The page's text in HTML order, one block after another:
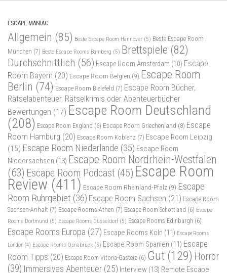
ESCAPE MANIAC
Allgemein (85) Beste Escape Room Hannover (5) Beste Escape Room
München (7) Beste Escape Rooms Bamberg (5) Brettspiele (82)
Durchschnittlich (56) Escape Room Amsterdam (10) Escape
Room Bayern (20) Escape Room Belgien (9) Escape Room
Berlin (74) Escape Room Bielefeld (7) Escape Room Bücher,
Rätselabenteuer, Rätselkrimis oder Abenteuerbücher
Bewertungen (17) Escape Room Deutschland
(208) Escape Room England (6) Escape Room Griechenland (8) Escape
Room Hamburg (20) Escape Room Koblenz (7) Escape Room Leipzig
(15) Escape Room Niederlande (35) Escape Room
Niedersachsen (13) Escape Room Nordrhein-Westfalen
(63) Escape Room Podcast (45) Escape Room
Review (411) Escape Room Rheinland-Pfalz (9) Escape
Room Ruhrgebiet (36) Escape Room Sachsen (21) Escape Room
Sachsen-Anhalt (7) Escape Rooms Athen (7) Escape Room Schottland (6) Escape
Rooms Dortmund (5) Escape Rooms Düsseldorf (5) Escape Rooms Edinburgh (6)
Escape Rooms Europa (27) Escape Rooms Köln (11) Escape Rooms
London (4) Escape Rooms Osnabrück (5) Escape Room Spanien (11) Escape
Room Tipps (20) Escape Room Vitoria-Gasteiz (6) Gut (129) Horror
(39) Immersives Abenteuer (25) Interview (13) Remote Escape